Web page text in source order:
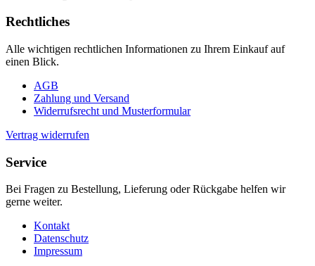
Rechtliches
Alle wichtigen rechtlichen Informationen zu Ihrem Einkauf auf
einen Blick.
AGB
Zahlung und Versand
Widerrufsrecht und Musterformular
Vertrag widerrufen
Service
Bei Fragen zu Bestellung, Lieferung oder Rückgabe helfen wir
gerne weiter.
Kontakt
Datenschutz
Impressum